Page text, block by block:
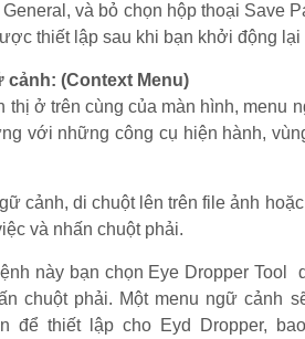
và bỏ chọn hộp thoại Save
thiết lập sau khi bạn khởi động lại
(Context Menu)
thị ở trên cùng của màn hình, menu
với những công cụ hiện hành,
cảnh, di chuột lên trên file ảnh
và nhấn chuột phải.
này bạn chọn Eye Dropper Tool
chuột phải. Một menu ngữ cảnh
để thiết lập cho Eyd Dropper,